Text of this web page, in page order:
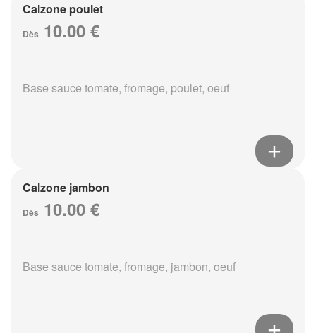
Calzone poulet
Dès 10.00 €
Base sauce tomate, fromage, poulet, oeuf
Calzone jambon
Dès 10.00 €
Base sauce tomate, fromage, jambon, oeuf